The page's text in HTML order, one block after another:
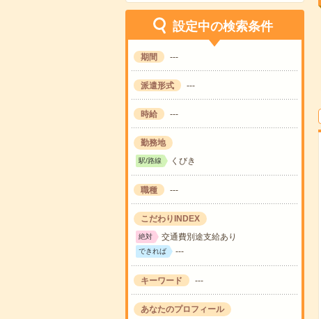
設定中の検索条件
期間 ---
派遣形式 ---
時給 ---
勤務地
駅/路線 くびき
職種 ---
こだわりINDEX
絶対 交通費別途支給あり
できれば ---
キーワード ---
あなたのプロフィール